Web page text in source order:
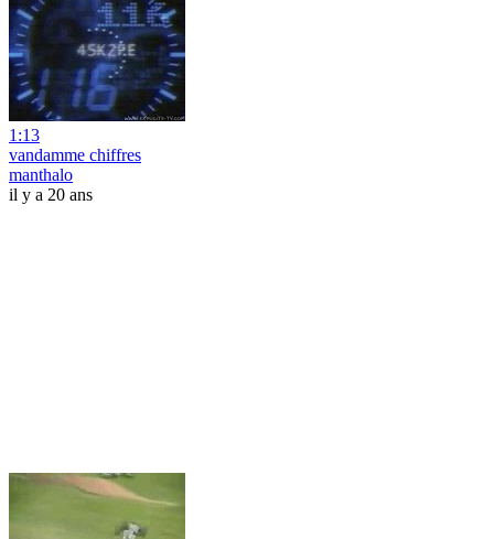
1:13
vandamme chiffres
manthalo
il y a 20 ans